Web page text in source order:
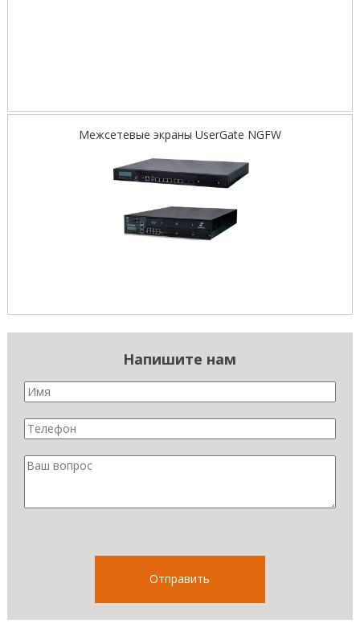
Межсетевые экраны UserGate NGFW
Напишите нам